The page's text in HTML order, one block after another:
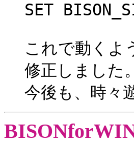
SET
これで動くよ
修正しました。
今後も、時々